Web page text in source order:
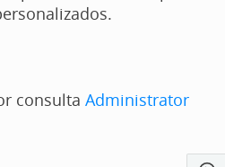
consulta Administrator